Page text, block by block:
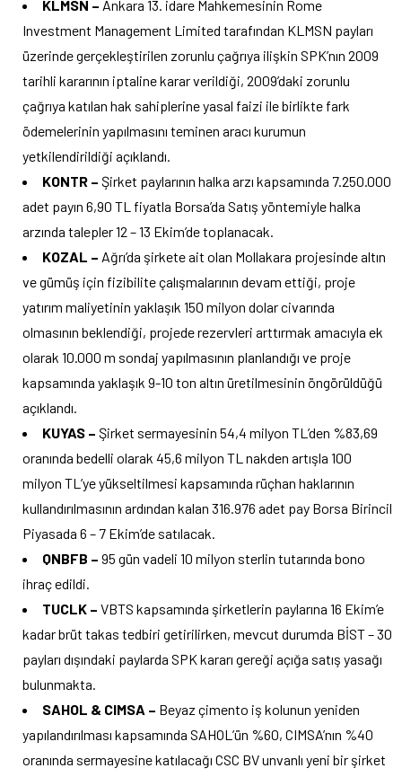
KLMSN – Ankara 13. idare Mahkemesinin Rome
Investment Management Limited tarafından KLMSN payları
üzerinde gerçekleştirilen zorunlu çağrıya ilişkin SPK’nın 2009
tarihli kararının iptaline karar verildiği, 2009’daki zorunlu
çağrıya katılan hak sahiplerine yasal faizi ile birlikte fark
ödemelerinin yapılmasını teminen aracı kurumun
yetkilendirildiği açıklandı.
KONTR – Şirket paylarının halka arzı kapsamında 7.250.000
adet payın 6,90 TL fiyatla Borsa’da Satış yöntemiyle halka
arzında talepler 12 – 13 Ekim’de toplanacak.
KOZAL – Ağrı’da şirkete ait olan Mollakara projesinde altın
ve gümüş için fizibilite çalışmalarının devam ettiği, proje
yatırım maliyetinin yaklaşık 150 milyon dolar civarında
olmasının beklendiği, projede rezervleri arttırmak amacıyla ek
olarak 10.000 m sondaj yapılmasının planlandığı ve proje
kapsamında yaklaşık 9-10 ton altın üretilmesinin öngörüldüğü
açıklandı.
KUYAS – Şirket sermayesinin 54,4 milyon TL’den %83,69
oranında bedelli olarak 45,6 milyon TL nakden artışla 100
milyon TL’ye yükseltilmesi kapsamında rüçhan haklarının
kullandırılmasının ardından kalan 316.976 adet pay Borsa Birincil
Piyasada 6 – 7 Ekim’de satılacak.
QNBFB – 95 gün vadeli 10 milyon sterlin tutarında bono
ihraç edildi.
TUCLK – VBTS kapsamında şirketlerin paylarına 16 Ekim’e
kadar brüt takas tedbiri getirilirken, mevcut durumda BİST – 30
payları dışındaki paylarda SPK kararı gereği açığa satış yasağı
bulunmakta.
SAHOL & CIMSA – Beyaz çimento iş kolunun yeniden
yapılandırılması kapsamında SAHOL’ün %60, CIMSA’nın %40
oranında sermayesine katılacağı CSC BV unvanlı yeni bir şirket